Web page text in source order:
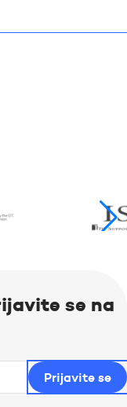
se na